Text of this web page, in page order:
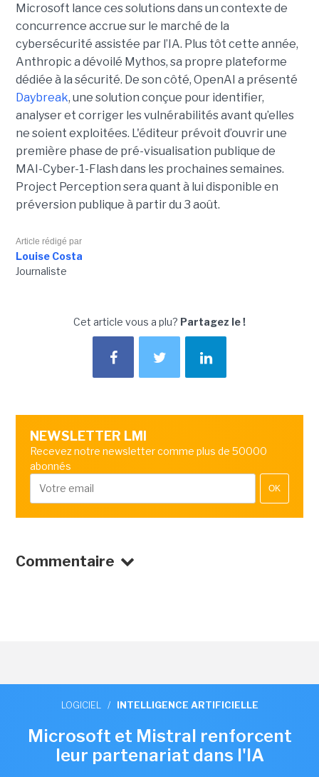
Microsoft lance ces solutions dans un contexte de
concurrence accrue sur le marché de la
cybersécurité assistée par l’IA. Plus tôt cette année,
Anthropic a dévoilé Mythos, sa propre plateforme
dédiée à la sécurité. De son côté, OpenAI a présenté
Daybreak, une solution conçue pour identifier,
analyser et corriger les vulnérabilités avant qu’elles
ne soient exploitées. L'éditeur prévoit d’ouvrir une
première phase de pré-visualisation publique de
MAI-Cyber-1-Flash dans les prochaines semaines.
Project Perception sera quant à lui disponible en
préversion publique à partir du 3 août.
Article rédigé par
Louise Costa
Journaliste
Cet article vous a plu? Partagez le !
NEWSLETTER LMI
Recevez notre newsletter comme plus de 50000
abonnés
OK
Commentaire
LOGICIEL / INTELLIGENCE ARTIFICIELLE
Microsoft et Mistral renforcent
leur partenariat dans l'IA